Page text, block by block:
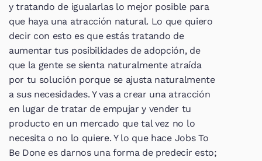
y tratando de igualarlas lo mejor posible para
que haya una atracción natural. Lo que quiero
decir con esto es que estás tratando de
aumentar tus posibilidades de adopción, de
que la gente se sienta naturalmente atraída
por tu solución porque se ajusta naturalmente
a sus necesidades. Y vas a crear una atracción
en lugar de tratar de empujar y vender tu
producto en un mercado que tal vez no lo
necesita o no lo quiere. Y lo que hace Jobs To
Be Done es darnos una forma de predecir esto;